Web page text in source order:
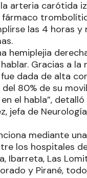
arteria carótida
las 4 horas y
hemiplejia
Gracias a la
dada de alta
80% de su
el habla”,
jefa de
mediante
los hospitales
Ibarreta, Las
y Pirané,